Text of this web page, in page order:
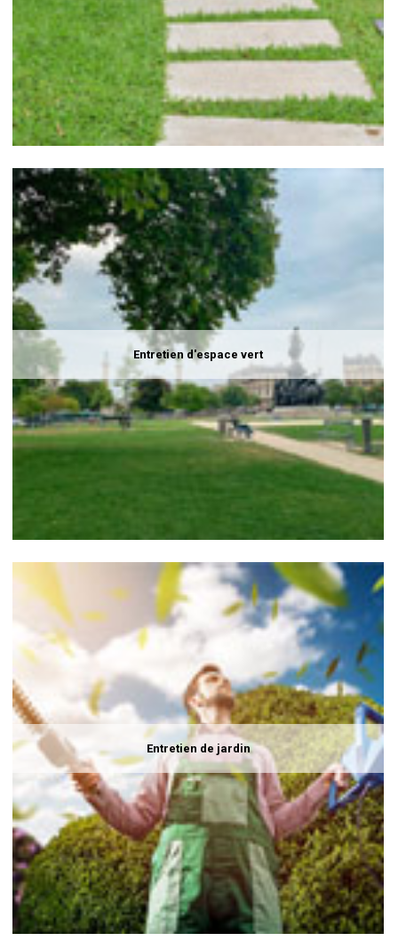
Entretien d'espace vert
Entretien de jardin